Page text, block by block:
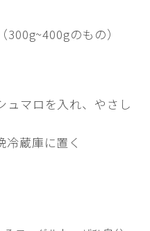
のもの）
ュマロを入れ、やさし
冷蔵庫に置く